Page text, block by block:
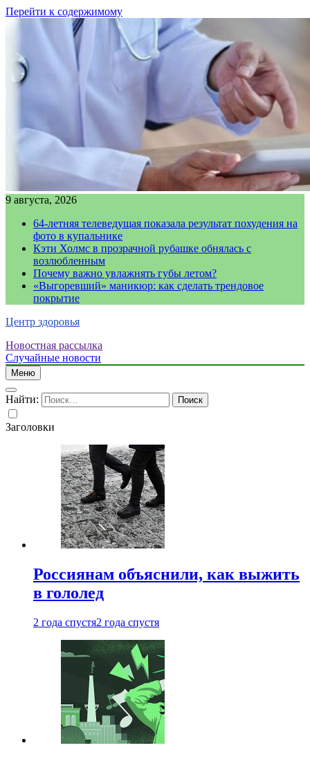
Перейти к содержимому
9 августа, 2026
64-летняя телеведущая показала результат похудения на
фото в купальнике
Кэти Холмс в прозрачной рубашке обнялась с
возлюбленным
Почему важно увлажнять губы летом?
«Выгоревший» маникюр: как сделать трендовое
покрытие
Центр здоровья
Новостная рассылка
Случайные новости
Меню
Найти:
Заголовки
Россиянам объяснили, как выжить
в гололед
2 года спустя2 года спустя